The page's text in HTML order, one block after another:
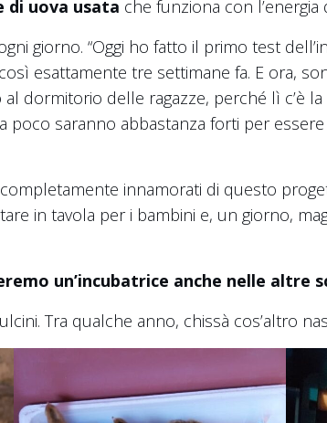
di uova usata che funziona con
giorno. “Oggi ho fatto il primo test
esattamente tre settimane fa. E ora,
dormitorio delle ragazze, perché lì c’è
poco saranno abbastanza forti per
innamorati di questo
in tavola per i bambini e, un giorno,
un’incubatrice anche nelle altre
Tra qualche anno, chissà cos’altro